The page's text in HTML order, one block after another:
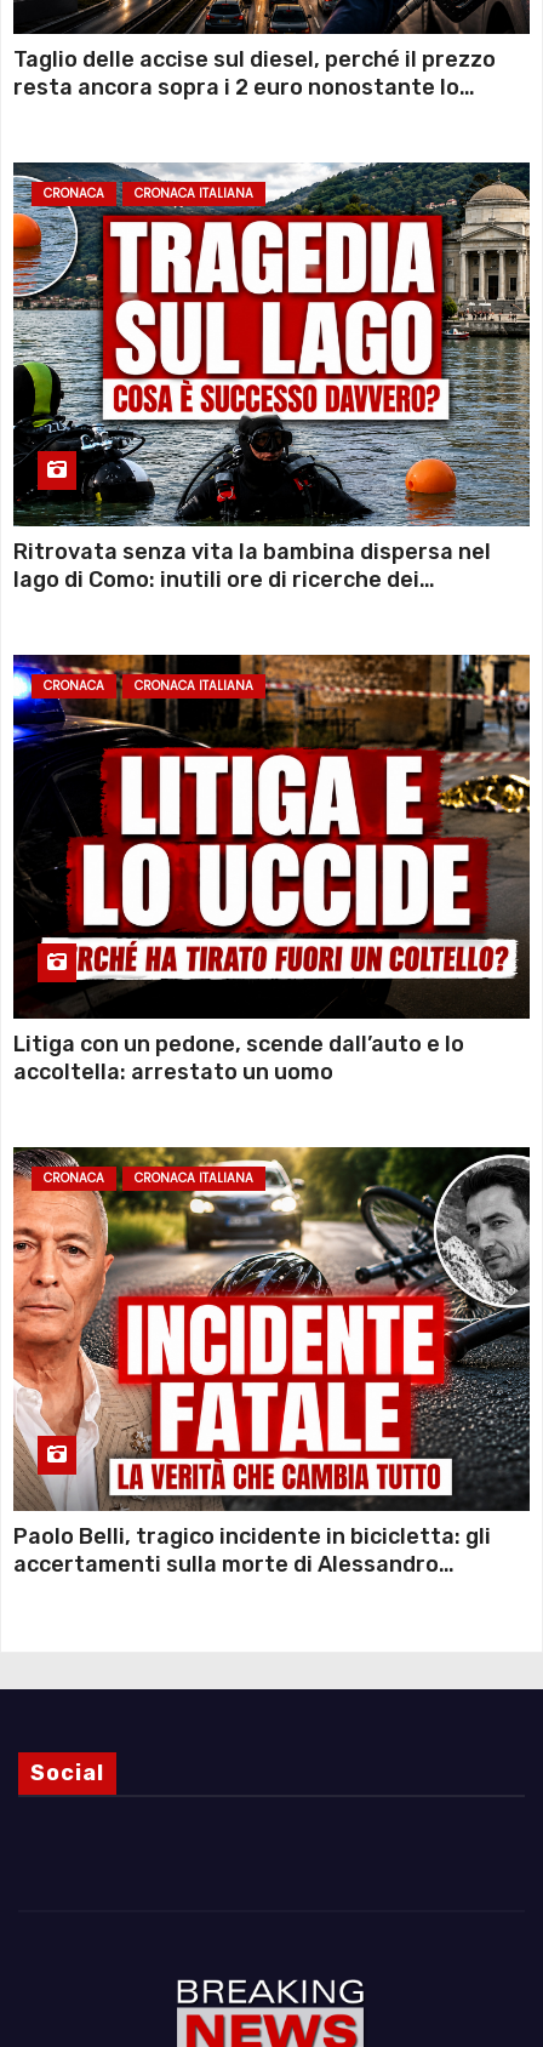
Taglio delle accise sul diesel, perché il prezzo
resta ancora sopra i 2 euro nonostante lo
CRONACA CRONACA ITALIANA
Ritrovata senza vita la bambina dispersa nel
lago di Como: inutili ore di ricerche dei
CRONACA CRONACA ITALIANA
Litiga con un pedone, scende dall’auto e lo
accoltella: arrestato un uomo
CRONACA CRONACA ITALIANA
Paolo Belli, tragico incidente in bicicletta: gli
accertamenti sulla morte di Alessandro
Social